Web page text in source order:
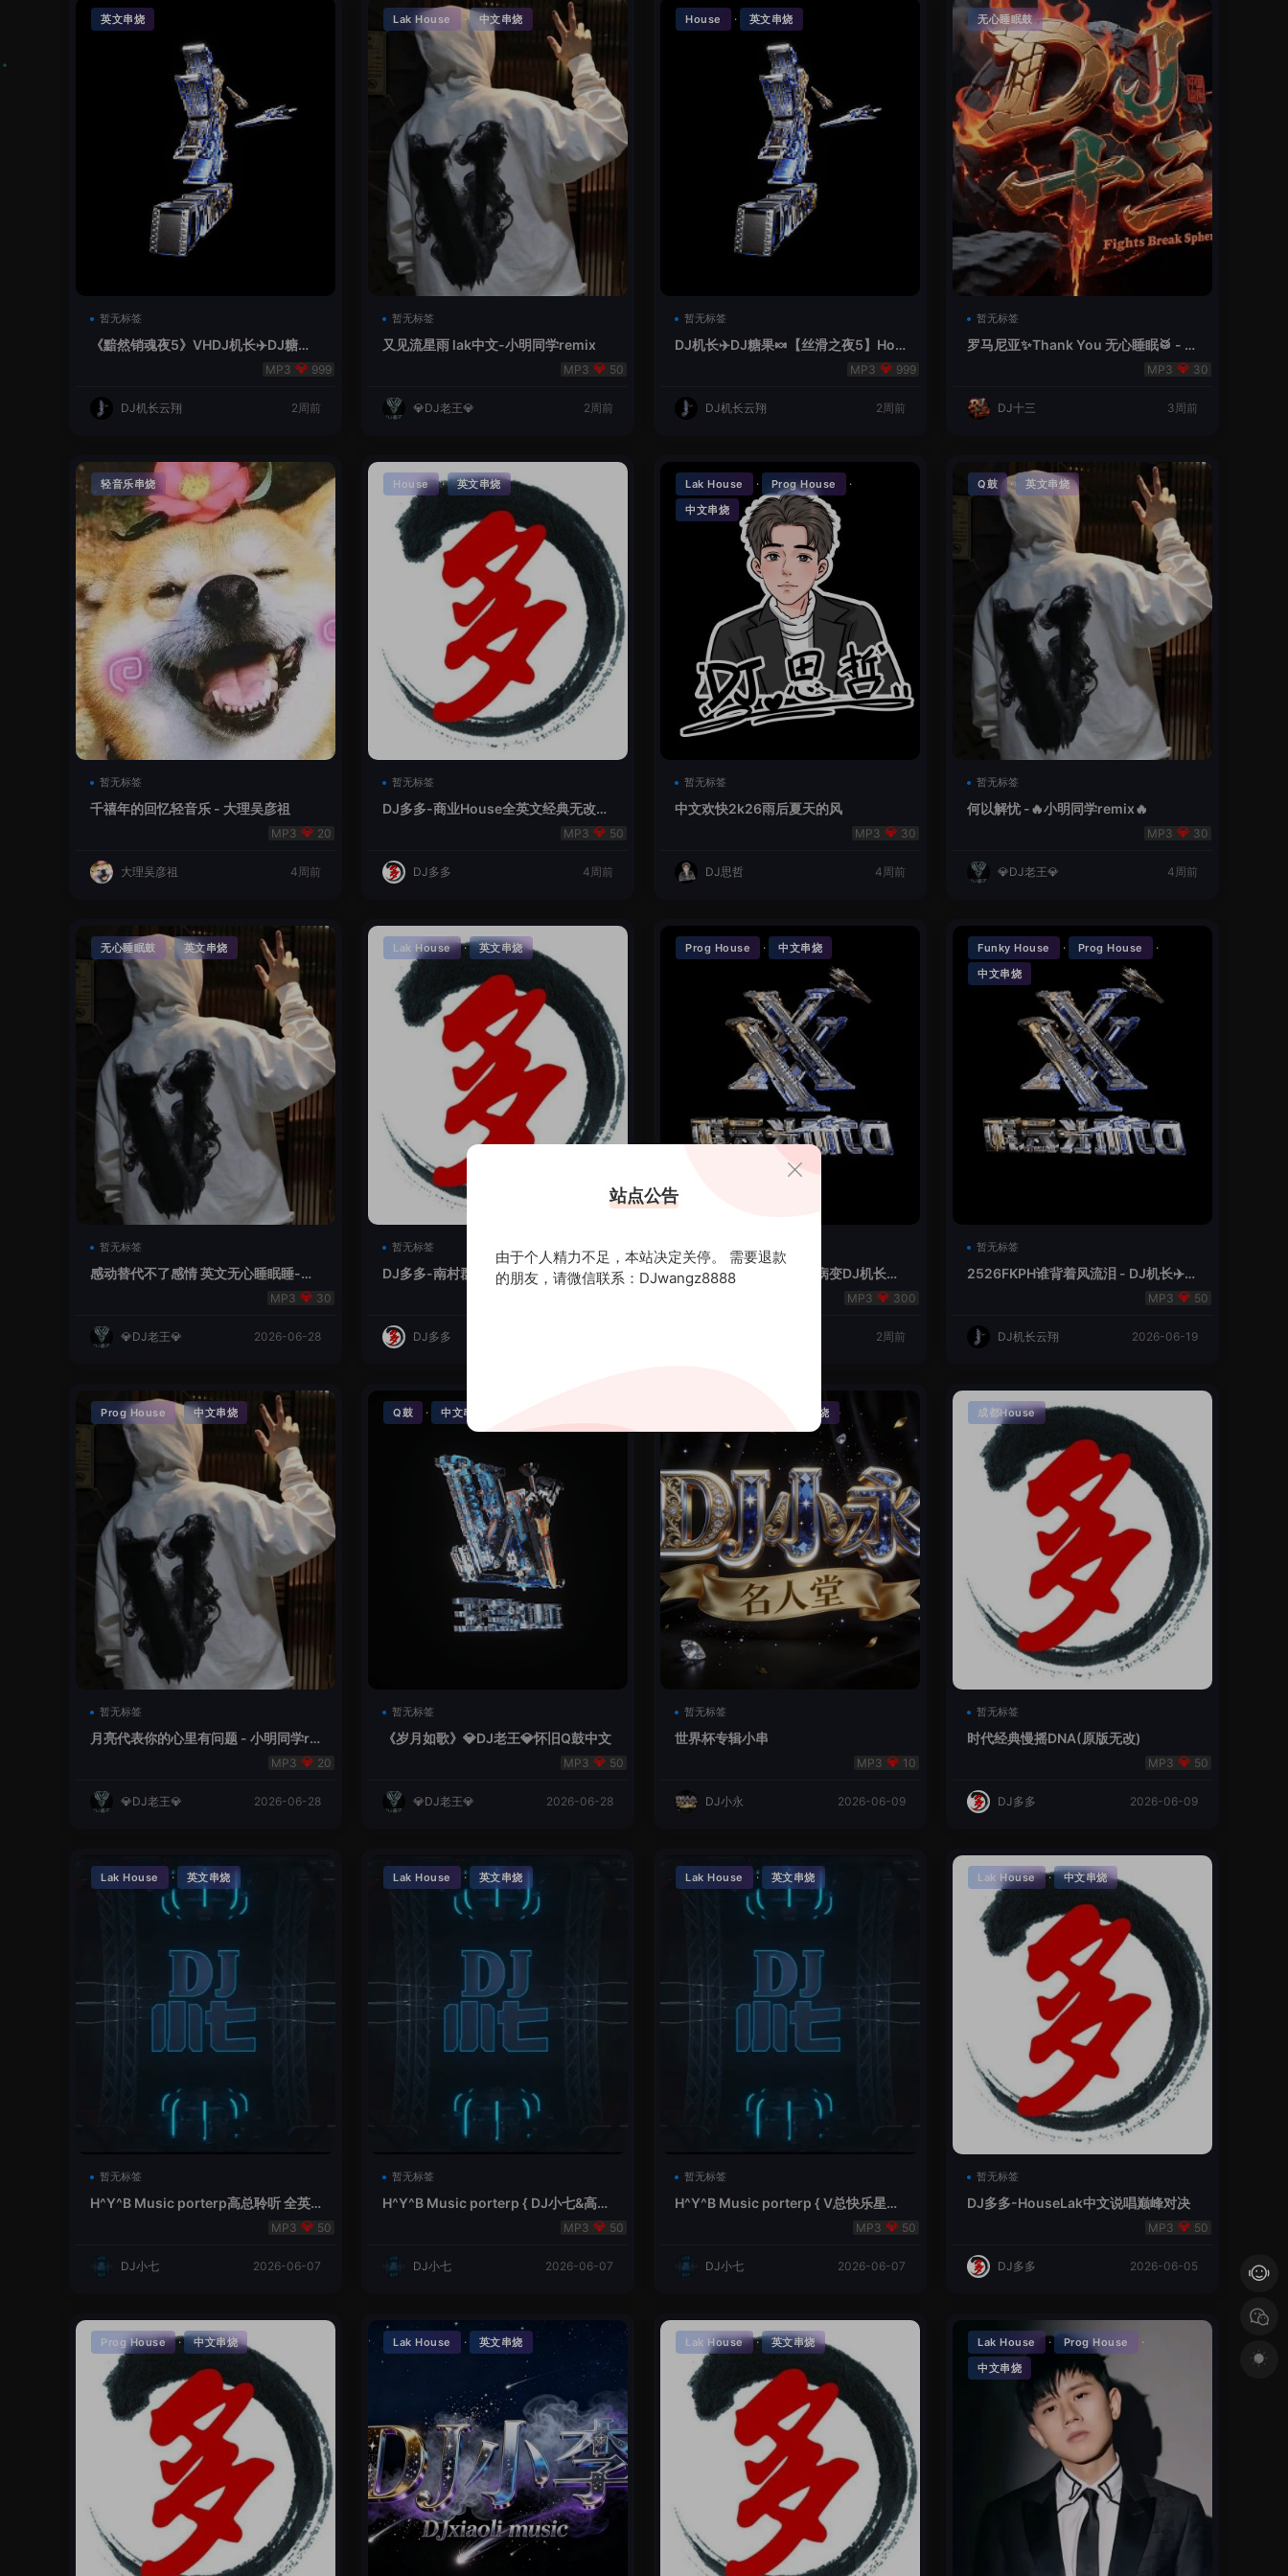
英文串烧
暂无标签
《黯然销魂夜5》VHDJ机长✈️DJ糖果
999
DJ机长云翔 2周前
Lak House · 中文串烧
暂无标签
又见流星雨 lak中文-小明同学remix
50
💎DJ老王💎 2周前
House · 英文串烧
暂无标签
DJ机长✈️DJ糖果🍬【丝滑之夜5】Hou
999
DJ机长云翔 2周前
无心睡眠鼓
暂无标签
罗马尼亚✨Thank You 无心睡眠🥁 - 十
30
DJ十三 3周前
轻音乐串烧
暂无标签
千禧年的回忆轻音乐 - 大理吴彦祖
20
大理吴彦祖 4周前
House · 英文串烧
暂无标签
DJ多多-商业House全英文经典无改版
50
DJ多多 4周前
Lak House · Prog House ·
中文串烧
暂无标签
中文欢快2k26雨后夏天的风
30
DJ思哲 4周前
Q鼓 · 英文串烧
暂无标签
何以解忧 -🔥小明同学remix🔥
30
💎DJ老王💎 4周前
无心睡眠鼓 · 英文串烧
暂无标签
感动替代不了感情 英文无心睡眠睡-小
30
💎DJ老王💎 2026-06-28
Lak House · 英文串烧
暂无标签
DJ多多-南村群童欺我老LakHouse全
DJ多多
Prog House · 中文串烧
暂无标签
时光回忆-讲真的爱你会病变DJ机长✈️
云翔
300
2周前
Funky House · Prog House ·
中文串烧
暂无标签
2526FKPH谁背着风流泪 - DJ机长✈️云
50
DJ机长云翔 2026-06-19
Prog House · 中文串烧
暂无标签
月亮代表你的心里有问题 - 小明同学re
20
💎DJ老王💎 2026-06-28
Q鼓 · 中文串烧
暂无标签
《岁月如歌》💎DJ老王💎怀旧Q鼓中文
50
💎DJ老王💎 2026-06-28
英文串烧
暂无标签
世界杯专辑小串
10
DJ小永 2026-06-09
成都House
暂无标签
时代经典慢摇DNA(原版无改)
50
DJ多多 2026-06-09
Lak House · 英文串烧
暂无标签
H^Y^B Music porterp高总聆听 全英
50
DJ小七 2026-06-07
Lak House · 英文串烧
暂无标签
H^Y^B Music porterp { DJ小七&高总
50
DJ小七 2026-06-07
Lak House · 英文串烧
暂无标签
H^Y^B Music porterp { V总快乐星球
50
DJ小七 2026-06-07
Lak House · 中文串烧
暂无标签
DJ多多-HouseLak中文说唱巅峰对决
50
DJ多多 2026-06-05
Prog House · 中文串烧 Lak House · 英文串烧 Lak House · 英文串烧 Lak House · Prog House ·
中文串烧
站点公告
由于个人精力不足，本站决定关停。 需要退款
的朋友，请微信联系：DJwangz8888